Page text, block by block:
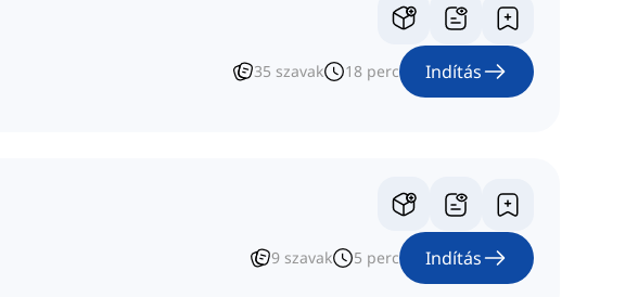
35 szavak 18 perc Indítás
9 szavak 5 perc Indítás